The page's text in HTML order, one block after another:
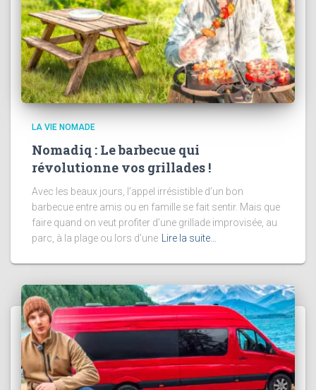
LA VIE NOMADE
Nomadiq : Le barbecue qui
révolutionne vos grillades !
Avec les beaux jours, l’appel irrésistible d’un bon
barbecue entre amis ou en famille se fait sentir. Mais que
faire quand on veut profiter d’une grillade improvisée, au
parc, à la plage ou lors d’une
Lire la suite…